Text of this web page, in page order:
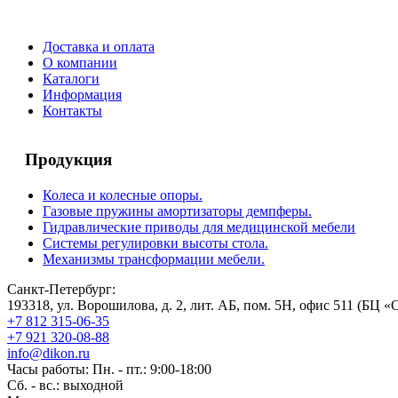
Доставка и оплата
О компании
Каталоги
Информация
Контакты
Продукция
Колеса и колесные опоры.
Газовые пружины амортизаторы демпферы.
Гидравлические приводы для медицинской мебели
Системы регулировки высоты стола.
Механизмы трансформации мебели.
Санкт-Петербург:
193318, ул. Ворошилова, д. 2, лит. АБ, пом. 5Н, офис 511 (БЦ
+7 812 315-06-35
+7 921 320-08-88
info@dikon.ru
Часы работы: Пн. - пт.: 9:00-18:00
Сб. - вс.: выходной